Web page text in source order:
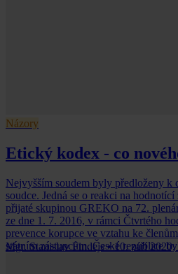
Názory
Etický kodex - co
Nejvyšším soudem byly předloženy k
soudce. Jedná se o reakci na
přijaté skupinou GREKO na 72.
ze dne 1. 7. 2016, v rámci Čtvrtého
prevence korupce ve vztahu ke
státním zástupcům. České republice
Mgr. Stanislav Findejs • 10. září 2020,